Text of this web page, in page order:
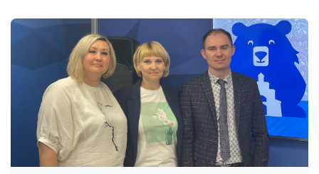
Республика Башкортостан
Республика Бурятия
Республика Карелия
Республика Калмыкия
Республика Хакасия
Ростовская область
г. Санкт-Петербург